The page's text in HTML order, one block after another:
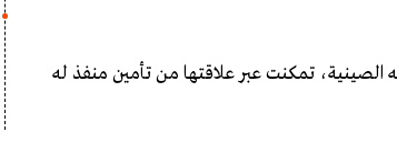
تمكنت عبر علاقتها من تأمين منفذ له